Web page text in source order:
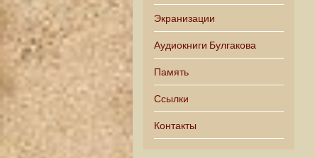
Экранизации
Аудиокниги Булгакова
Память
Ссылки
Контакты